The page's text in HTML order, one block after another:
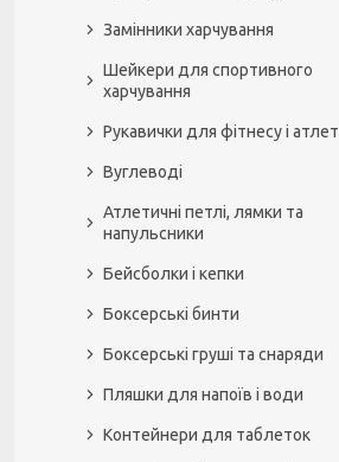
Замінники харчування
Шейкери для спортивного
харчування
Рукавички для фітнесу і
Вуглеводі
Атлетичні петлі, лямки та
напульсники
Бейсболки і кепки
Боксерські бинти
Боксерські груші та снаряди
Пляшки для напоїв і води
Контейнери для таблеток